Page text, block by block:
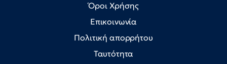
Όροι Χρήσης
Επικοινωνία
Πολιτική απορρήτου
Ταυτότητα